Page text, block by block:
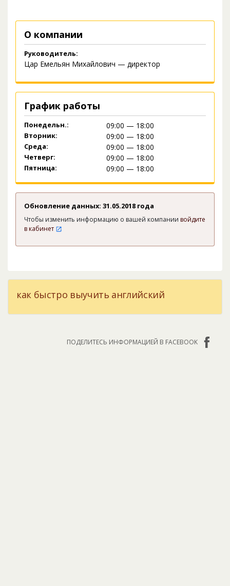
О компании
Руководитель:
Цар Емельян Михайлович — директор
График работы
Понедельн.: 09:00 — 18:00
Вторник: 09:00 — 18:00
Среда: 09:00 — 18:00
Четверг: 09:00 — 18:00
Пятница: 09:00 — 18:00
Обновление данных: 31.05.2018 года
Чтобы изменить информацию о вашей компании войдите
в кабинет
как быстро выучить английский
ПОДЕЛИТЕСЬ ИНФОРМАЦИЕЙ В FACEBOOK